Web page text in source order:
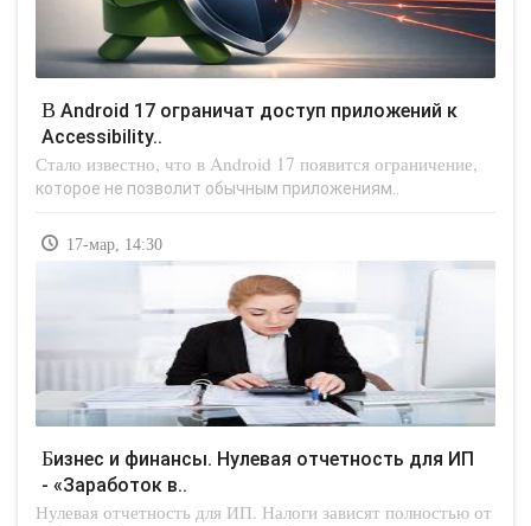
В Android 17 ограничат доступ приложений к
Accessibility..
Стало известно, что в Android 17 появится ограничение,
которое не позволит обычным приложениям..
17-мар, 14:30
Бизнес и финансы. Нулевая отчетность для ИП
- «Заработок в..
Нулевая отчетность для ИП. Налоги зависят полностью от